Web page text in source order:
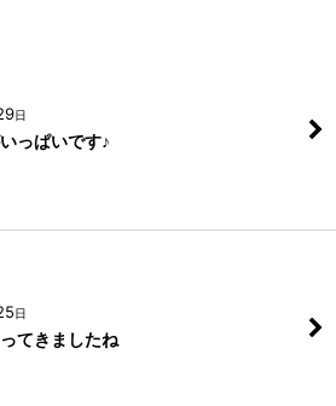
日
っぱいです♪
日
てきましたね